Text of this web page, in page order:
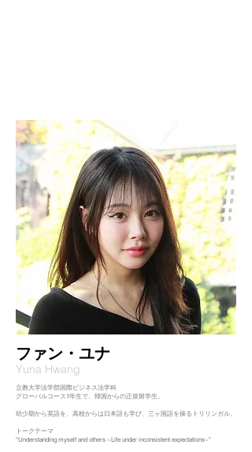
ファン・ユナ​
立教大学法学部国際ビジネス法学科
グローバルコース1年生で、韓国からの正規留学生。
幼少期から英語を、高校からは日本語も学び、三ヶ国語を操るトリリンガル。
トークテーマ
“Understanding myself and others ~Life under inconsistent expectations~”
Yuna Hwang​